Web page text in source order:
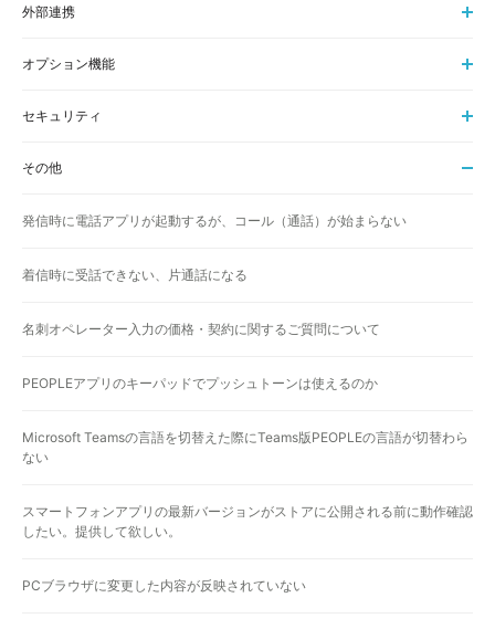
外部連携
オプション機能
セキュリティ
その他
発信時に電話アプリが起動するが、コール（通話）が始まらない
着信時に受話できない、片通話になる
名刺オペレーター入力の価格・契約に関するご質問について
PEOPLEアプリのキーパッドでプッシュトーンは使えるのか
Microsoft Teamsの言語を切替えた際にTeams版PEOPLEの言語が切替わら
ない
スマートフォンアプリの最新バージョンがストアに公開される前に動作確認
したい。提供して欲しい。
PCブラウザに変更した内容が反映されていない